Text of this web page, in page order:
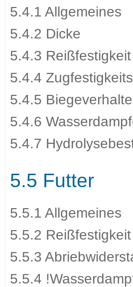
5.4.1 Allgemeines
5.4.2 Dicke
5.4.3 Reißfestigkeit
5.4.4
5.4.5
5.4.6
5.4.7
5.5 Futter
5.5.1 Allgemeines
5.5.2 Reißfestigkeit
5.5.3
5.5.4